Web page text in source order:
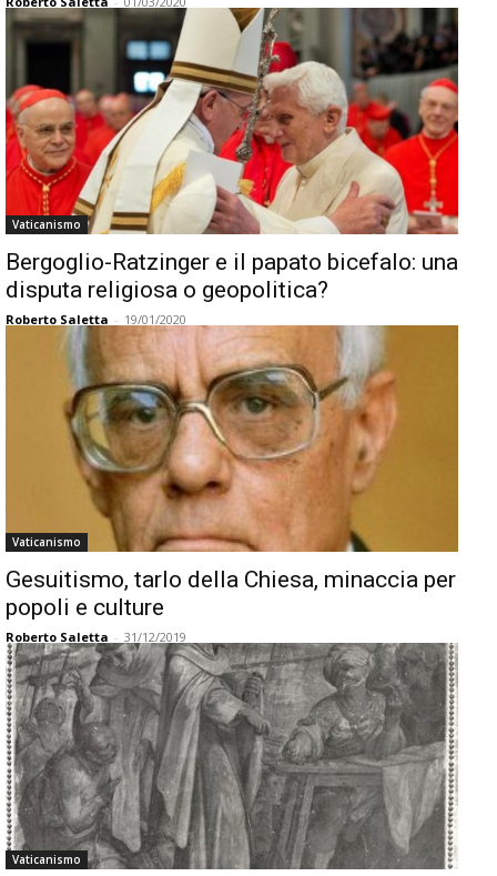
Vaticanismo
Bergoglio-Ratzinger e il papato bicefalo: una
disputa religiosa o geopolitica?
Roberto Saletta - 19/01/2020
Vaticanismo
Gesuitismo, tarlo della Chiesa, minaccia per
popoli e culture
Roberto Saletta - 31/12/2019
Vaticanismo